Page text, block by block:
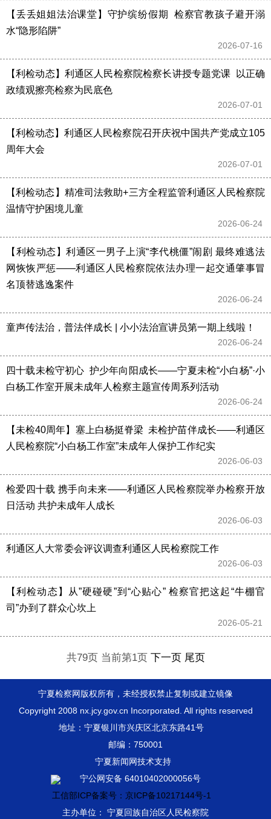
【丢丢姐姐法治课堂】守护缤纷假期  检察官教孩子避开溺
水“隐形陷阱”
2026-07-16
【利检动态】利通区人民检察院检察长讲授专题党课  以正确
政绩观擦亮检察为民底色
2026-07-01
【利检动态】利通区人民检察院召开庆祝中国共产党成立105
周年大会
2026-07-01
【利检动态】精准司法救助+三方全程监管利通区人民检察院
温情守护困境儿童
2026-06-24
【利检动态】利通区一男子上演“李代桃僵”闹剧 最终难逃法
网恢恢严惩——利通区人民检察院依法办理一起交通肇事冒
名顶替逃逸案件
2026-06-24
童声传法治，普法伴成长 | 小小法治宣讲员第一期上线啦！
2026-06-24
四十载未检守初心  护少年向阳成长——宁夏未检“小白杨”·小
白杨工作室开展未成年人检察主题宣传周系列活动
2026-06-24
【未检40周年】塞上白杨挺脊梁  未检护苗伴成长——利通区
人民检察院“小白杨工作室”未成年人保护工作纪实
2026-06-03
检爱四十载 携手向未来——利通区人民检察院举办检察开放
日活动 共护未成年人成长
2026-06-03
利通区人大常委会评议调查利通区人民检察院工作
2026-06-03
【利检动态】从”硬碰硬”到“心贴心” 检察官把这起“牛棚官
司”办到了群众心坎上
2026-05-21
共79页 当前第1页 下一页 尾页
宁夏检察网版权所有，未经授权禁止复制或建立镜像
Copyright 2008 nx.jcy.gov.cn Incorporated. All rights reserved
地址：宁夏银川市兴庆区北京东路41号
邮编：750001
宁夏新闻网技术支持
宁公网安备 64010402000056号
工信部ICP备案号：京ICP备10217144号-1
主办单位： 宁夏回族自治区人民检察院